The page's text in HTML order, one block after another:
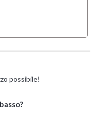
possibile!